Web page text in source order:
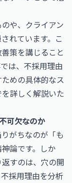
や、クライアン
れています。こ
策を講じること
は、不採用理由
めの具体的なス
詳しく解説いた
可欠なのか
がちなのが「も
論です。しか
すのは、穴の開
採用理由を分析